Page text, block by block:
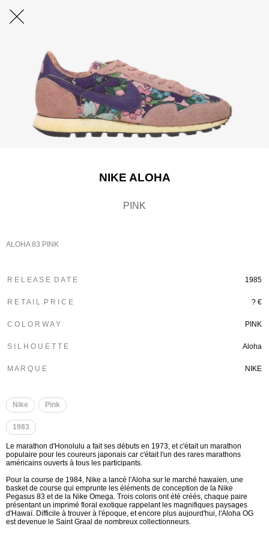
NIKE ALOHA
PINK
ALOHA 83 PINK
R E L E A S E D A T E 1985
R E T A I L P R I C E ? €
C O L O R W A Y PINK
S I L H O U E T T E Aloha
M A R Q U E NIKE
Nike Pink
1983
Le marathon d'Honolulu a fait ses débuts en 1973, et c'était un marathon
populaire pour les coureurs japonais car c'était l'un des rares marathons
américains ouverts à tous les participants.
Pour la course de 1984, Nike a lancé l'Aloha sur le marché hawaïen, une
basket de course qui emprunte les éléments de conception de la Nike
Pegasus 83 et de la Nike Omega. Trois coloris ont été créés, chaque paire
présentant un imprimé floral exotique rappelant les magnifiques paysages
d'Hawaï. Difficile à trouver à l'époque, et encore plus aujourd'hui, l'Aloha OG
est devenue le Saint Graal de nombreux collectionneurs.